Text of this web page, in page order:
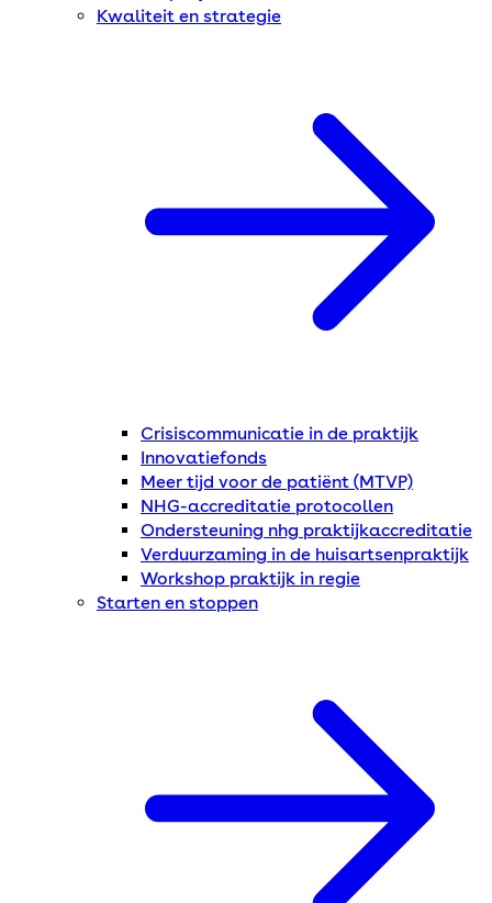
Kwaliteit en strategie
Crisiscommunicatie in de praktijk
Innovatiefonds
Meer tijd voor de patiënt (MTVP)
NHG-accreditatie protocollen
Ondersteuning nhg praktijkaccreditatie
Verduurzaming in de huisartsenpraktijk
Workshop praktijk in regie
Starten en stoppen